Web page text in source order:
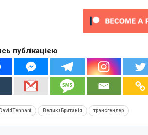
публікацією
DavidTennant ВеликаБританія трансгендер